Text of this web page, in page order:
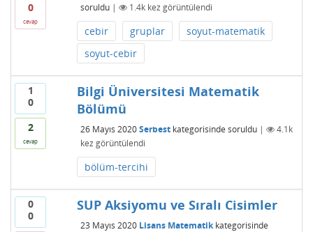
0
cevap
soruldu | 1.4kkez görüntülendi
cebir gruplar
soyut-matematik
soyut-cebir
1
0
2
cevap
Bilgi Üniversitesi Matematik
Bölümü
26 Mayıs 2020 Serbestkategorisinde soruldu |
4.1k
kez görüntülendi
bölüm-tercihi
0
0
SUP Aksiyomu ve Sıralı Cisimler
23 Mayıs 2020 Lisans Matematikkategorisinde